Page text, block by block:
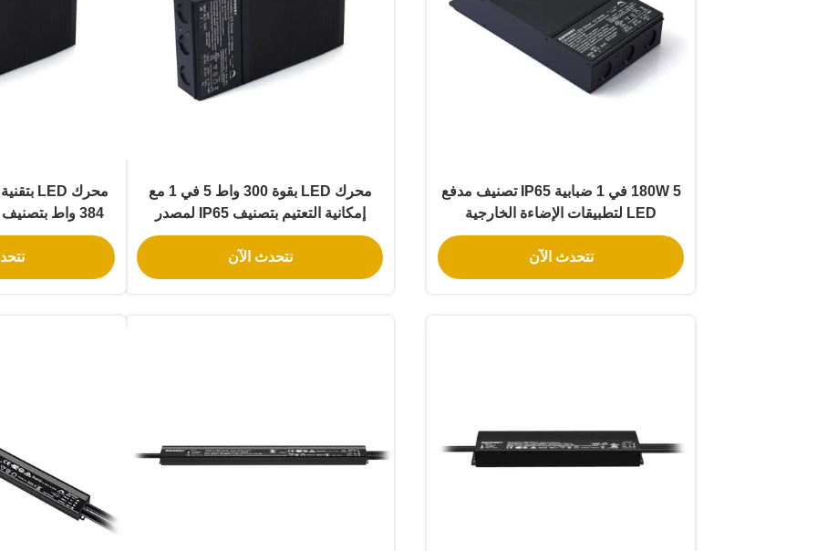
180W 5 في 1 ضبابية IP65 تصنيف مدفع
LED لتطبيقات الإضاءة الخارجية
والداخلية
نتحدث الآن
محرك LED بقوة 300 واط 5 في 1 مع
إمكانية التعتيم بتصنيف IP65 لمصدر
الطاقة القابل للتعتيم
نتحدث الآن
LED والمعلقات